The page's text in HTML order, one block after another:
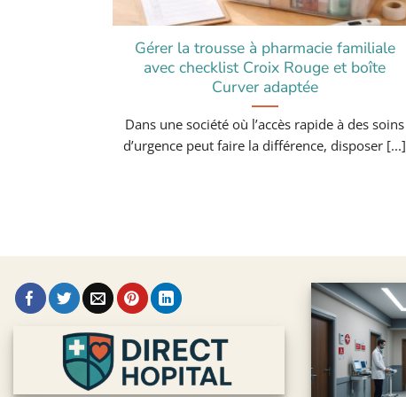
Gérer la trousse à pharmacie familiale
avec checklist Croix Rouge et boîte
Curver adaptée
Dans une société où l’accès rapide à des soins
d’urgence peut faire la différence, disposer [...]